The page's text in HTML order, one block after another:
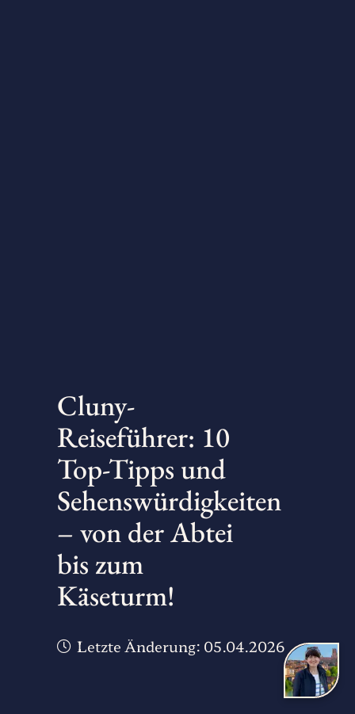
Cluny-
Reiseführer: 10
Top-Tipps und
Sehenswürdigkeiten
– von der Abtei
bis zum
Käseturm!
Letzte Änderung: 05.04.2026